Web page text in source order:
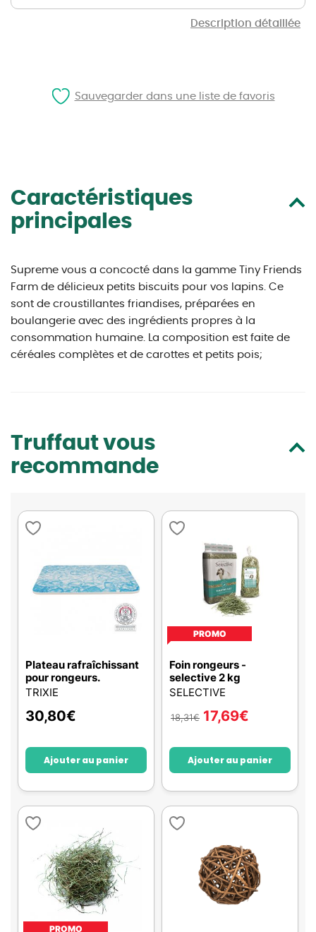
Description détaillée
Caractéristiques
principales
Supreme vous a concocté dans la gamme Tiny Friends
Farm de délicieux petits biscuits pour vos lapins. Ce
sont de croustillantes friandises, préparées en
boulangerie avec des ingrédients propres à la
consommation humaine. La composition est faite de
céréales complètes et de carottes et petits pois;
Truffaut vous
recommande
Plateau rafraîchissant
pour rongeurs.
TRIXIE
30,80€
Ajouter au panier
PROMO
Foin rongeurs -
selective 2 kg
SELECTIVE
18,31€ 17,69€
Ajouter au panier
PROMO
Sauvegarder dans une liste de favoris